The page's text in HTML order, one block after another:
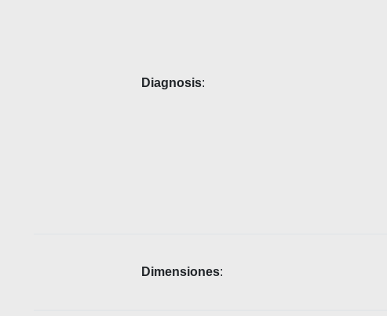
Diagnosis:
Dimensiones: